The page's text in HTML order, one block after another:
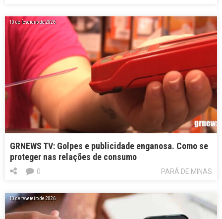
10 de fevereiro de 2026
GRNEWS TV: Golpes e publicidade enganosa. Como se
proteger nas relações de consumo
PARÁ DE MINAS
0
10 de fevereiro de 2026